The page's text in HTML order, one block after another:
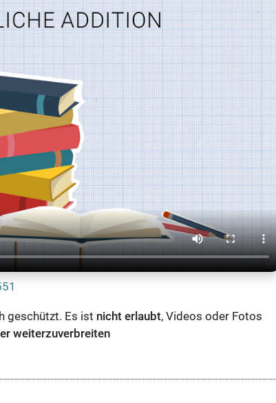
geschützt. Es ist nicht erlaubt, Videos oder Fotos
weiterzuverbreiten